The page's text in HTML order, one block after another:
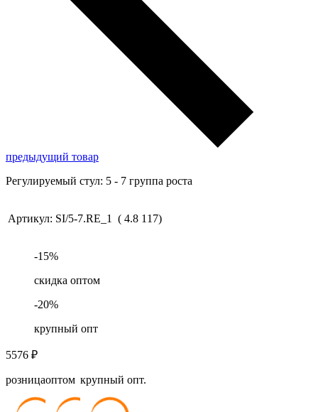
предыдущий товар
Регулируемый стул: 5 - 7 группа роста
Артикул: SI/5-7.RE_1 ( 4.8 117)
-15%
скидка оптом
-20%
крупный опт
5576 ₽
розницаоптом крупный опт.
5 576 ₽ 4 739 ₽ 4 460 ₽